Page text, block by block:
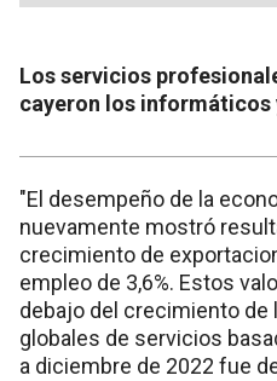
Los servicios
cayeron los informáticos
"El desempeño de la
nuevamente mostró
crecimiento de
empleo de 3,6%. Estos
debajo del crecimiento de
globales de servicios
a diciembre de 2022 fue